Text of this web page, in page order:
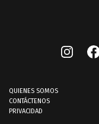
QUIENES SOMOS
CONTÁCTENOS
PRIVACIDAD